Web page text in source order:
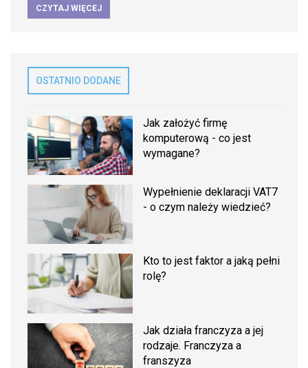
CZYTAJ WIĘCEJ
OSTATNIO DODANE
Jak założyć firmę
komputerową - co jest
wymagane?
Wypełnienie deklaracji VAT7
- o czym należy wiedzieć?
Kto to jest faktor a jaką pełni
rolę?
Jak działa franczyza a jej
rodzaje. Franczyza a
franszyza